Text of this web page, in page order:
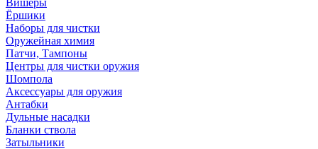
Вишеры
Ёршики
Наборы для чистки
Оружейная химия
Патчи, Тампоны
Центры для чистки оружия
Шомпола
Аксессуары для оружия
Антабки
Дульные насадки
Бланки ствола
Затыльники